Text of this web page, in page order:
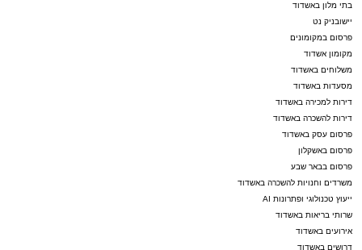
בתי מלון באשדוד
יישובניק נט
פרסום במקומונים
מקומון אשדוד
משלוחים באשדוד
מסעדות באשדוד
דירות למכירה באשדוד
דירות להשכרה באשדוד
פרסום עסק באשדוד
פרסום באשקלון
פרסום בבאר שבע
משרדים וחנויות להשכרה באשדוד
ייעוץ טכנולוגי ופתרונות AI
שרותי בריאות באשדוד
אירועים באשדוד
דרושים באשדוד